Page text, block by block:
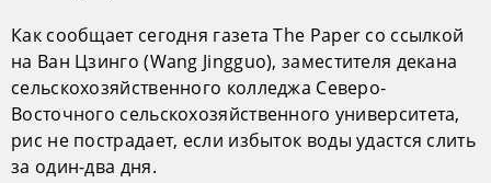
Как сообщает сегодня газета The Paper со ссылкой
на Ван Цзинго (Wang Jingguo), заместителя декана
сельскохозяйственного колледжа Северо-
Восточного сельскохозяйственного университета,
рис не пострадает, если избыток воды удастся слить
за один-два дня.